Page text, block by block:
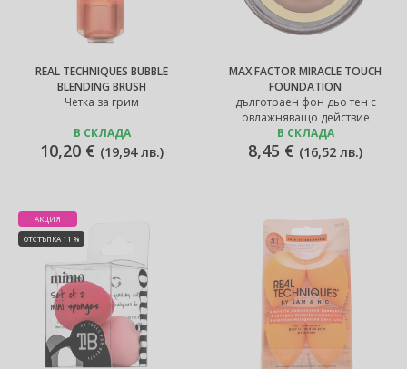
REAL TECHNIQUES BUBBLE
BLENDING BRUSH
Четка за грим
В СКЛАДА
10,20 € (19,94 лв.)
MAX FACTOR MIRACLE TOUCH
FOUNDATION
дълготраен фон дьо тен с
овлажняващо действие
В СКЛАДА
8,45 € (16,52 лв.)
АКЦИЯ
ОТСТЪПКА 11 %